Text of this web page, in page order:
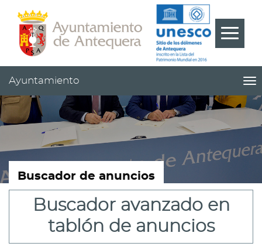
Cabecera
Pie
Menú
???
|
Ayuntamiento
Buscador de anuncios
Buscador avanzado en
tablón de anuncios